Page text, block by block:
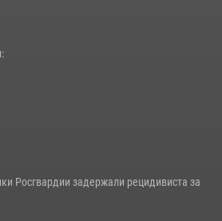
Росгвардии задержали рецидивиста за